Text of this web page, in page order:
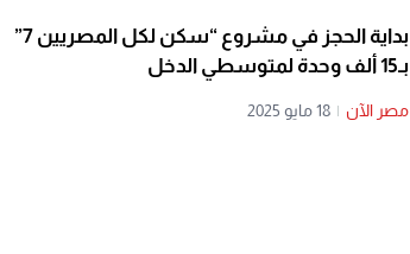
بداية الحجز في مشروع “سكن لكل المصريين 7”
بـ15 ألف وحدة لمتوسطي الدخل
مصر الآن | 18 مايو 2025